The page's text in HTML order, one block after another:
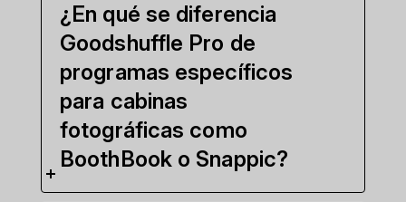
¿En qué se diferencia
Goodshuffle Pro de
programas específicos
para cabinas
fotográficas como
BoothBook o Snappic?